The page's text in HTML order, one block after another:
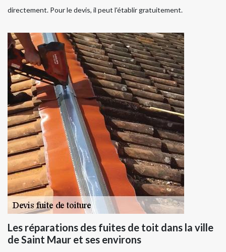
directement. Pour le devis, il peut l'établir gratuitement.
Les réparations des fuites de toit dans la ville
de Saint Maur et ses environs